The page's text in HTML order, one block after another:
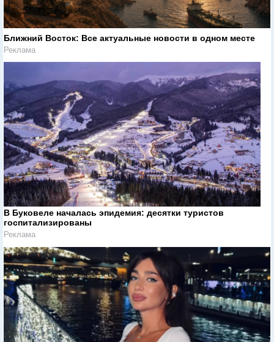
Ближний Восток: Все актуальные новости в одном месте
Реклама
В Буковеле началась эпидемия: десятки туристов
госпитализированы
Реклама